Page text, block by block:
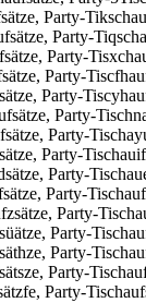
Party-
Party-
Party-
Party-
Party-
Party-
Party-
Party-
Party-
Party-
Party-
Party-
Party-
Party-
Party-